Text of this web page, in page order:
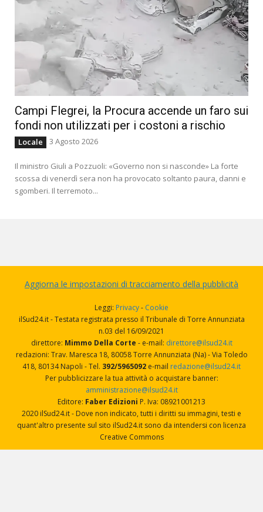
Campi Flegrei, la Procura accende un faro sui
fondi non utilizzati per i costoni a rischio
Locale 3 Agosto 2026
Il ministro Giuli a Pozzuoli: «Governo non si nasconde» La forte
scossa di venerdì sera non ha provocato soltanto paura, danni e
sgomberi. Il terremoto...
Aggiorna le impostazioni di tracciamento della pubblicità
Leggi: Privacy- Cookie
ilSud24.it - Testata registrata presso il Tribunale di Torre Annunziata
n.03 del 16/09/2021
direttore: Mimmo Della Corte - e-mail: direttore@ilsud24.it
redazioni: Trav. Maresca 18, 80058 Torre Annunziata (Na) - Via Toledo
418, 80134 Napoli - Tel. 392/5965092 e-mail redazione@ilsud24.it
Per pubblicizzare la tua attività o acquistare banner:
amministrazione@ilsud24.it
Editore: Faber Edizioni P. Iva: 08921001213
2020 ilSud24.it - Dove non indicato, tutti i diritti su immagini, testi e
quant'altro presente sul sito ilSud24.it sono da intendersi con licenza
Creative Commons